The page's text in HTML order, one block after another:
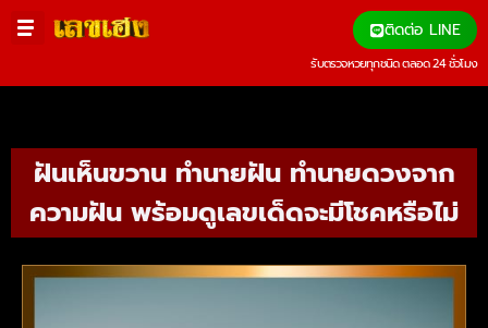
ติดต่อ LINE
รับตรวจหวยทุกชนิด ตลอด 24 ชั่วโมง
ฝันเห็นขวาน ทำนายฝัน ทำนายดวงจาก
ความฝัน พร้อมดูเลขเด็ดจะมีโชคหรือไม่